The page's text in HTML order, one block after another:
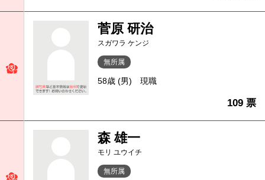
菅原 研治
スガワラ ケンジ
無所属
58歳 (男) 現職
109 票
森 雄一
モリ ユウイチ
無所属